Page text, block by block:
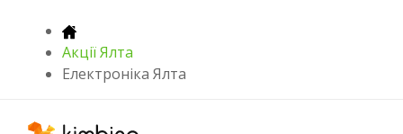
Акції Ялта
Електроніка Ялта